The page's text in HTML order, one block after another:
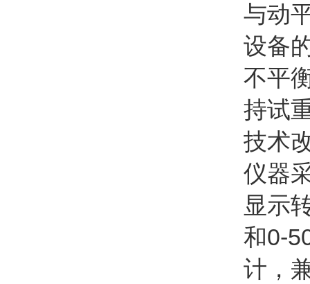
与动
设备
不平
持试
技术
仪器
显示
和0-
计，